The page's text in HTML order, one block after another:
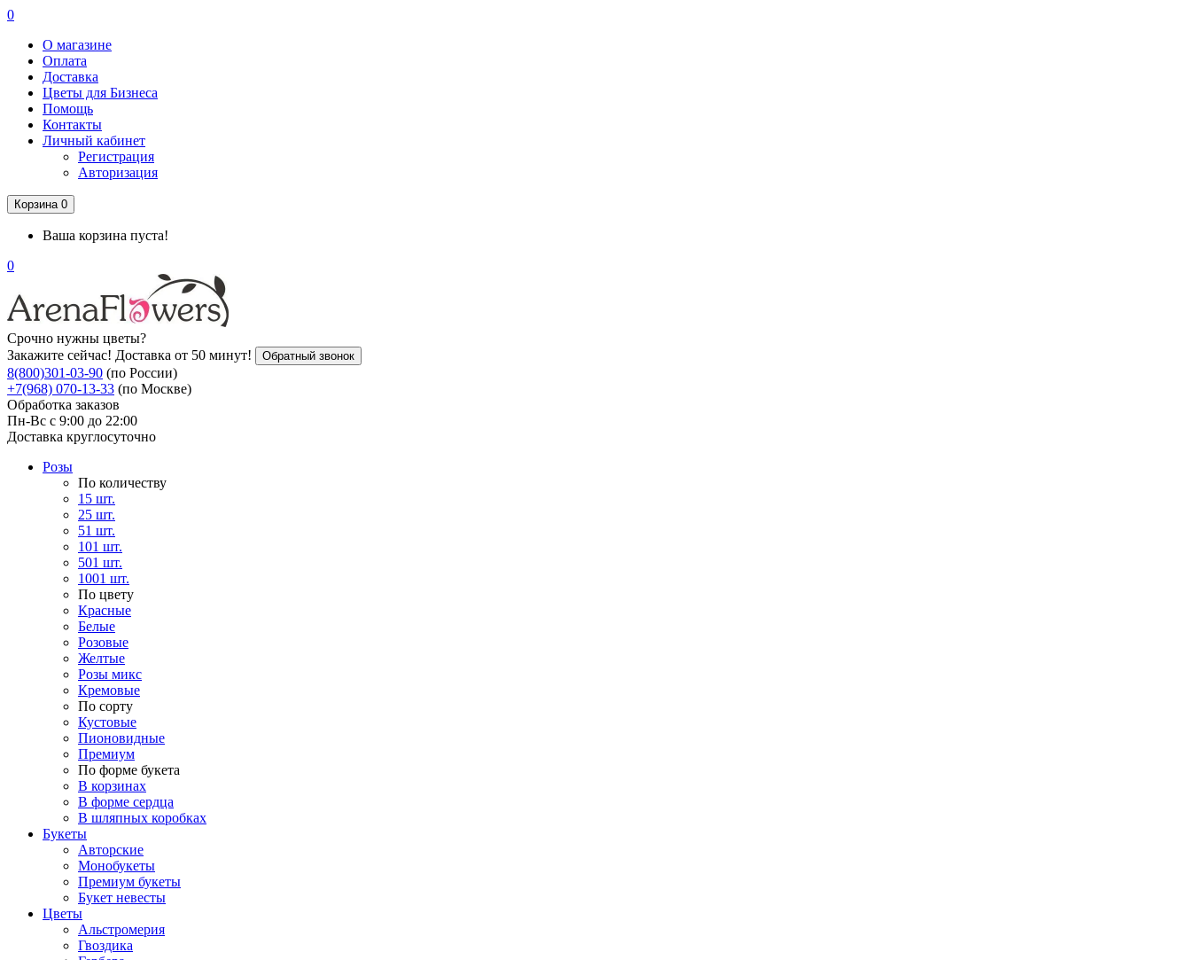
0
О магазине
Оплата
Доставка
Цветы для Бизнеса
Помощь
Контакты
Личный кабинет
Регистрация
Авторизация
Корзина 0
Ваша корзина пуста!
0
Срочно нужны цветы?
Закажите сейчас! Доставка от 50 минут!
Обратный звонок
8(800)301-03-90 (по России)
+7(968) 070-13-33 (по Москве)
Обработка заказов
Пн-Вс с 9:00 до 22:00
Доставка круглосуточно
Розы
По количеству
15 шт.
25 шт.
51 шт.
101 шт.
501 шт.
1001 шт.
По цвету
Красные
Белые
Розовые
Желтые
Розы микс
Кремовые
По сорту
Кустовые
Пионовидные
Премиум
По форме букета
В корзинах
В форме сердца
В шляпных коробках
Букеты
Авторские
Монобукеты
Премиум букеты
Букет невесты
Цветы
Альстромерия
Гвоздика